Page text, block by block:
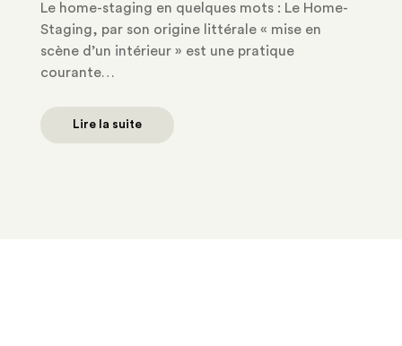
Le home-staging en quelques mots : Le Home-
Staging, par son origine littérale « mise en
scène d’un intérieur » est une pratique
courante…
Lire la suite